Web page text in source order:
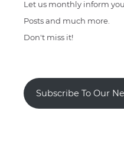
Let us monthly inform
Posts and much more.
Don't miss it!
Subscribe To Our